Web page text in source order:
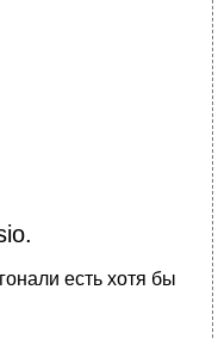
есть хотя бы